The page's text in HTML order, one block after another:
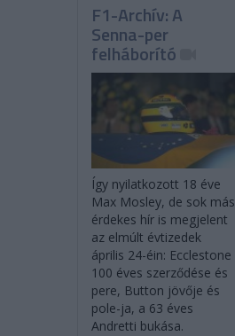
F1-Archív: A
Senna-per
felháborító
Így nyilatkozott 18 éve
Max Mosley, de sok más
érdekes hír is megjelent
az elmúlt évtizedek
április 24-éin: Ecclestone
100 éves szerződése és
pere, Button jövője és
pole-ja, a 63 éves
Andretti bukása.